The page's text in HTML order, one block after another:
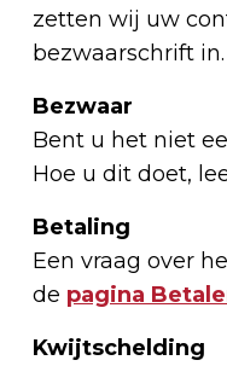
zetten wij uw
bezwaarschrift in.
Bezwaar
Bent u het niet
Hoe u dit doet,
Betaling
Een vraag over
de pagina
Kwijtschelding